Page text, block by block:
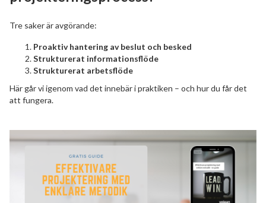
Tre saker är avgörande:
Proaktiv hantering av beslut och besked
Strukturerat informationsflöde
Strukturerat arbetsflöde
Här går vi igenom vad det innebär i praktiken – och hur du får det
att fungera.